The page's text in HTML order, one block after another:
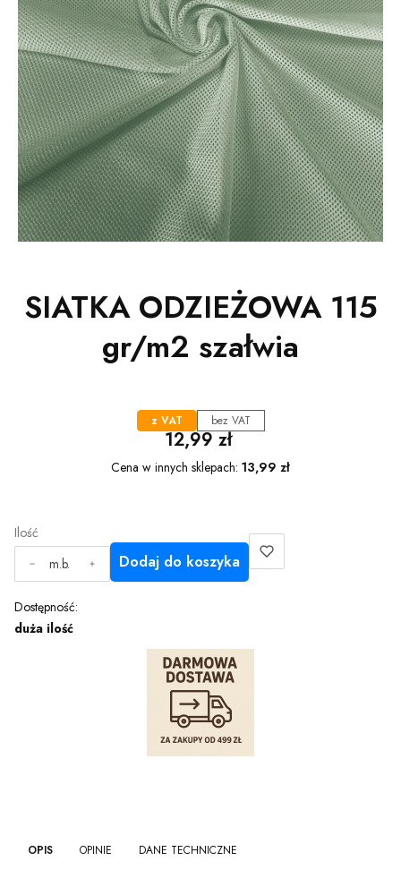
SIATKA ODZIEŻOWA 115
gr/m2 szałwia
z VAT bez VAT
Cena
12,99 zł
Cena w innych sklepach: 13,99 zł
Ilość
m.b.
Dodaj do koszyka
Dostępność:
duża ilość
OPIS OPINIE DANE TECHNICZNE